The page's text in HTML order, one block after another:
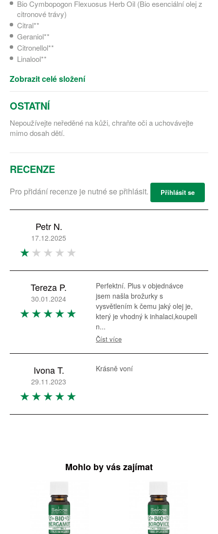
Bio Cymbopogon Flexuosus Herb Oil (Bio esenciální olej z
citronové trávy)
Citral**
Geraniol**
Citronellol**
Linalool**
Zobrazit celé složení
OSTATNÍ
Nepoužívejte neředěné na kůži, chraňte oči a uchovávejte
mimo dosah dětí.
RECENZE
Pro přidání recenze je nutné se přihlásit. Přihlásit se
Petr N.
17.12.2025
Tereza P.
30.01.2024
Perfektní. Plus v objednávce
jsem našla brožurky s
vysvětlením k čemu jaký olej je,
který je vhodný k inhalaci,koupeli
n...
Číst více
Ivona T.
29.11.2023
Krásně voní
Mohlo by vás zajímat